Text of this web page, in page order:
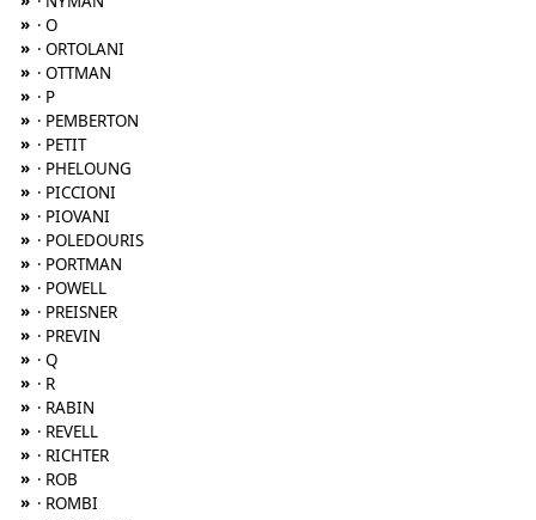
» · O
» · ORTOLANI
» · OTTMAN
» · P
» · PEMBERTON
» · PETIT
» · PHELOUNG
» · PICCIONI
» · PIOVANI
» · POLEDOURIS
» · PORTMAN
» · POWELL
» · PREISNER
» · PREVIN
» · Q
» · R
» · RABIN
» · REVELL
» · RICHTER
» · ROB
» · ROMBI